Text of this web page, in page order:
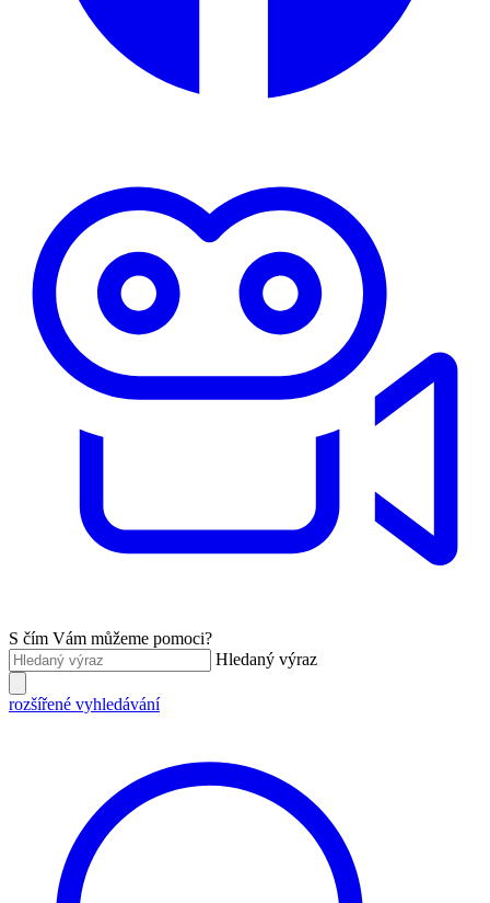
S čím Vám můžeme pomoci?
Hledaný výraz
rozšířené vyhledávání